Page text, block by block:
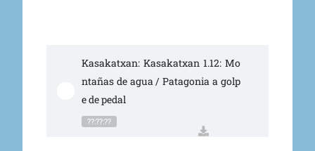
Kasakatxan: Kasakatxan 1.12: Mo
ntañas de agua / Patagonia a golp
e de pedal
??:??:??